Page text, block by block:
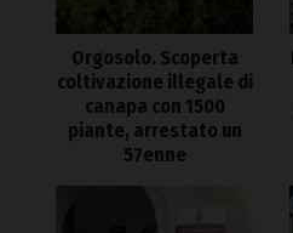
Orgosolo. Scoperta
coltivazione illegale di
canapa con 1500
piante, arrestato un
57enne